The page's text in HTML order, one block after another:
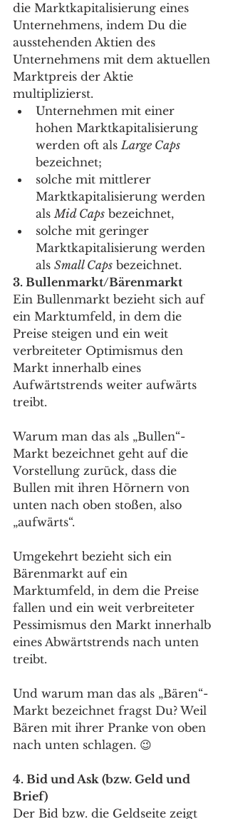
die Marktkapitalisierung eines
Unternehmens, indem Du die
ausstehenden Aktien des
Unternehmens mit dem aktuellen
Marktpreis der Aktie
multiplizierst.
Unternehmen mit einer
hohen Marktkapitalisierung
werden oft als Large Caps
bezeichnet;
solche mit mittlerer
Marktkapitalisierung werden
als Mid Caps bezeichnet,
solche mit geringer
Marktkapitalisierung werden
als Small Caps bezeichnet.
3. Bullenmarkt/Bärenmarkt
Ein Bullenmarkt bezieht sich auf
ein Marktumfeld, in dem die
Preise steigen und ein weit
verbreiteter Optimismus den
Markt innerhalb eines
Aufwärtstrends weiter aufwärts
treibt.
Warum man das als „Bullen“-
Markt bezeichnet geht auf die
Vorstellung zurück, dass die
Bullen mit ihren Hörnern von
unten nach oben stoßen, also
„aufwärts“.
Umgekehrt bezieht sich ein
Bärenmarkt auf ein
Marktumfeld, in dem die Preise
fallen und ein weit verbreiteter
Pessimismus den Markt innerhalb
eines Abwärtstrends nach unten
treibt.
Und warum man das als „Bären“-
Markt bezeichnet fragst Du? Weil
Bären mit ihrer Pranke von oben
nach unten schlagen. 😉
4. Bid und Ask (bzw. Geld und
Brief)
Der Bid bzw. die Geldseite zeigt